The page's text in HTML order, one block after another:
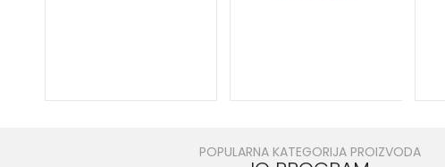
POPULARNA KATEGORIJA PROIZVODA